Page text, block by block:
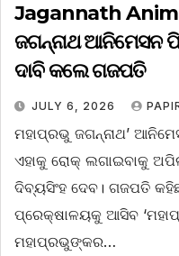
Jagannath
ଜଗନ୍ନାଥ ଆନିମେସନ
ଦାବି କଲେ ଗଜପତି
JULY 6, 2026
ମହାପ୍ରଭୁ ଜଗନ୍ନାଥ’
ଏହାକୁ ରୋକ୍ ଲଗାଇବାକୁ
ଦିବ୍ୟସିଂହ ଦେବ। ଗଜପତି
ପ୍ରେକ୍ଷାଳୟକୁ ଆସିବ
ମହାପ୍ରଭୁଙ୍କର…